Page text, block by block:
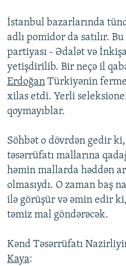
İstanbul bazarlarında
adlı pomidor da satılır.
partiyası - Ədalət və
yetişdirilib. Bir neçə il
Erdoğan Türkiyənin
xilas etdi. Yerli
qoymayıblar.
Söhbət o dövrdən gedir
təsərrüfatı mallarına
həmin mallarda həddən
olmasıydı. O zaman baş
ilə görüşür və əmin edir
təmiz mal göndərəcək.
Kənd Təsərrüfatı
Kaya: